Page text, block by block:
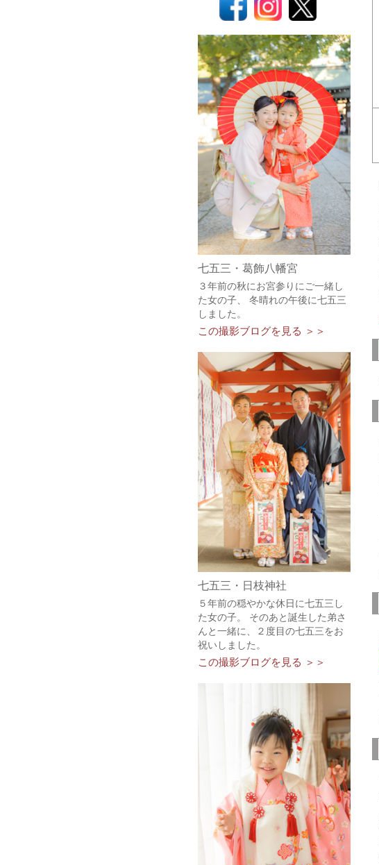
七五三・葛飾八幡宮
３年前の秋にお宮参りにご一緒し
た女の子、 冬晴れの午後に七五三
しました。
この撮影ブログを見る ＞＞
七五三・日枝神社
５年前の穏やかな休日に七五三し
た女の子。 そのあと誕生した弟さ
んと一緒に、２度目の七五三をお
祝いしました。
この撮影ブログを見る ＞＞